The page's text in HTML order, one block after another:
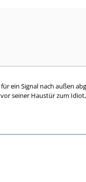
ein Signal nach außen
seiner Haustür zum